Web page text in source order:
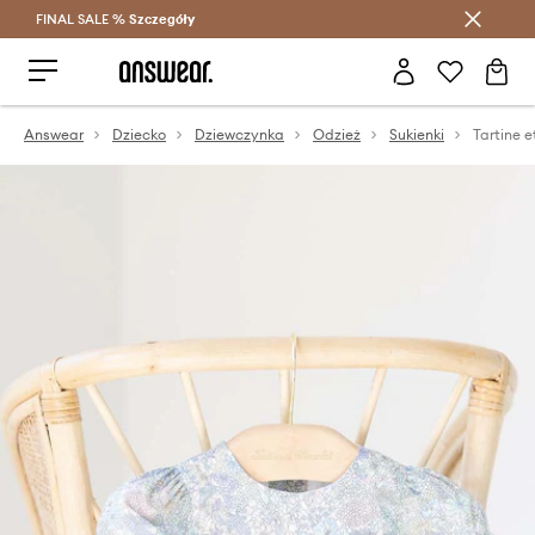
Oszczędzaj z Answear Club >
FINAL SALE % Szczegóły
Answear Dziecko Dziewczynka Odzież Sukienki